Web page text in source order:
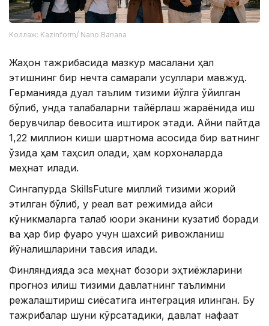
Коллаж: Kazinform/ Nano Banana
Жаҳон тажрибасида мазкур масалани ҳал
этишнинг бир нечта самарали усуллари мавжуд.
Германияда дуал таълим тизими йўлга қўйилган
бўлиб, унда талабаларни тайёрлаш жараёнида иш
берувчилар бевосита иштирок этади. Айни пайтда
1,22 миллион киши шартнома асосида бир вақтнинг
ўзида ҳам таҳсил олади, ҳам корхоналарда
меҳнат қилади.
Сингапурда SkillsFuture миллий тизими жорий
этилган бўлиб, у реал вақт режимида қайси
кўникмаларга талаб юқори эканини кузатиб боради
ва ҳар бир фуқаро учун шахсий ривожланиш
йўналишларини тавсия қилади.
Финляндияда эса меҳнат бозори эҳтиёжларини
прогноз қилиш тизими давлатнинг таълимни
режалаштириш сиёсатига интеграция қилинган. Бу
тажрибалар шуни кўрсатадики, давлат нафақат